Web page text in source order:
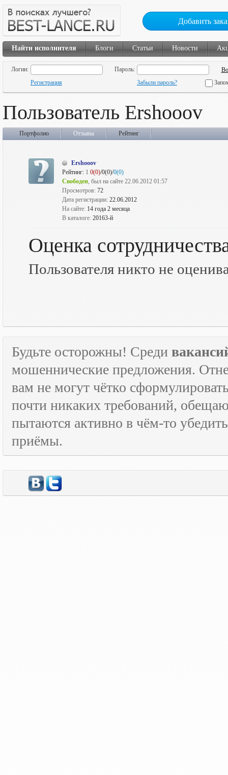
Добавить
Найти исполнителя Блоги Статьи Новости
Логин:
Пароль:
Регистрация
Забыли пароль?
Пользователь Ershooov
Портфолио Отзывы Рейтинг
Ershooov
Рейтинг: 1 0(0)/0(0)/0(0)
Свободен, был на сайте 22.06.2012 01:57
Просмотров: 72
Дата регистрации: 22.06.2012
На сайте: 14 года 2 месяца
В каталоге: 20163-й
Оценка
Пользователя никто не
Будьте осторожны! Среди
мошеннические предложения.
вам не могут чётко
почти никаких требований,
пытаются активно в чём-то
приёмы.